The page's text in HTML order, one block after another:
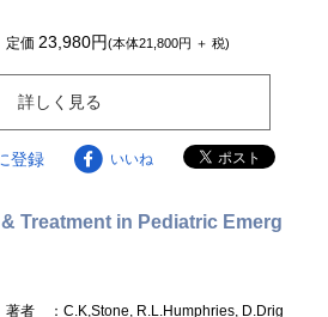
定価23,980円(本体21,800円 ＋ 税)
詳しく見る
登録 いいね
Treatment in Pediatric Emerg
著者
：C.K,Stone, R.L.Humphries, D.Drig